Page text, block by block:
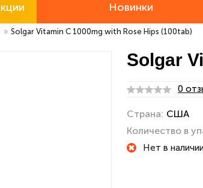
Новинки
» Solgar Vitamin C 1000mg with Rose Hips (100tab)
Solgar
0
Страна: США
Количество в
Нет в